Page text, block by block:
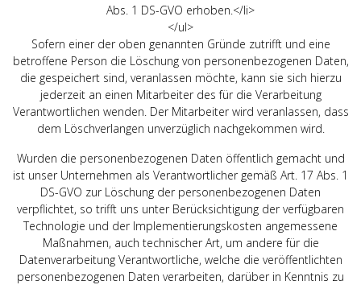
Abs. 1 DS-GVO erhoben.</li>
</ul>
Sofern einer der oben genannten Gründe zutrifft und eine
betroffene Person die Löschung von personenbezogenen Daten,
die gespeichert sind, veranlassen möchte, kann sie sich hierzu
jederzeit an einen Mitarbeiter des für die Verarbeitung
Verantwortlichen wenden. Der Mitarbeiter wird veranlassen, dass
dem Löschverlangen unverzüglich nachgekommen wird.
Wurden die personenbezogenen Daten öffentlich gemacht und
ist unser Unternehmen als Verantwortlicher gemäß Art. 17 Abs. 1
DS-GVO zur Löschung der personenbezogenen Daten
verpflichtet, so trifft uns unter Berücksichtigung der verfügbaren
Technologie und der Implementierungskosten angemessene
Maßnahmen, auch technischer Art, um andere für die
Datenverarbeitung Verantwortliche, welche die veröffentlichten
personenbezogenen Daten verarbeiten, darüber in Kenntnis zu